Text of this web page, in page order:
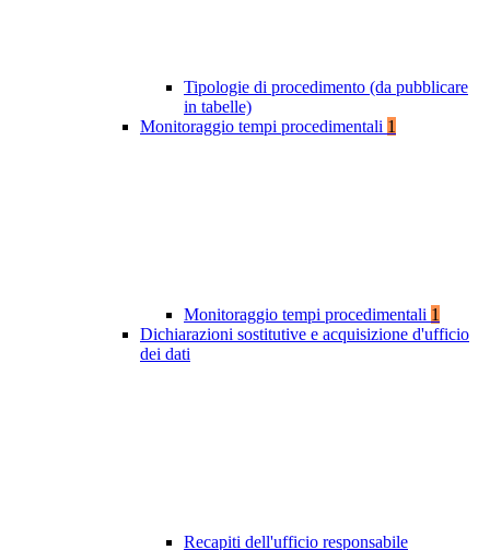
Tipologie di procedimento (da pubblicare
in tabelle)
Monitoraggio tempi procedimentali 1
Monitoraggio tempi procedimentali 1
Dichiarazioni sostitutive e acquisizione d'ufficio
dei dati
Recapiti dell'ufficio responsabile